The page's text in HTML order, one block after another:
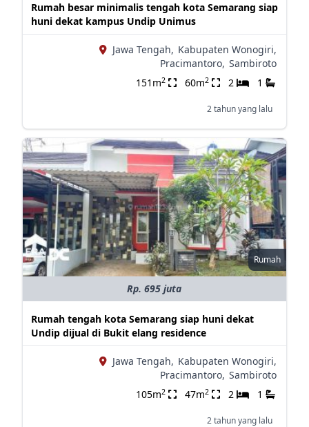
Rumah besar minimalis tengah kota Semarang siap
huni dekat kampus Undip Unimus
Jawa Tengah, Kabupaten Wonogiri,
Pracimantoro, Sambiroto
151m2 60m2 2 1
2 tahun yang lalu
Rumah
Rp. 695 juta
Rumah tengah kota Semarang siap huni dekat
Undip dijual di Bukit elang residence
Jawa Tengah, Kabupaten Wonogiri,
Pracimantoro, Sambiroto
105m2 47m2 2 1
2 tahun yang lalu